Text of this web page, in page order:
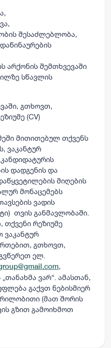
შესაძლებლობა,
არქონის შემთხვევაში
სწავლის
გთხოვთ,
(CV)
მითითებულ თქვენს
ვაკანტურ
დადგენის და
მიღების
მონაცემებს
ვადის
თვის განმავლობაში.
რეზიუმე
ვაკანტურ
გთხოვთ,
ელ.
,
ვარ“. ამასთან,
გაქვთ ნებისმიერ
(მათ შორის
გზით გამოიხმოთ